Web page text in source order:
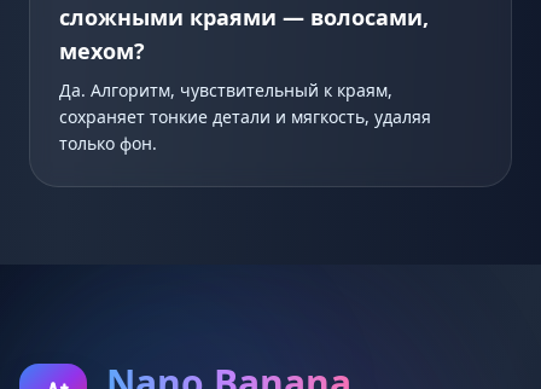
сложными краями — волосами,
мехом?
Да. Алгоритм, чувствительный к краям,
сохраняет тонкие детали и мягкость, удаляя
только фон.